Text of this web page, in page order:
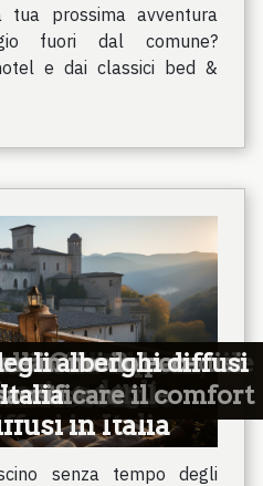
dell'Islanda, un
della Grecia:
nascosti
prossima avventura
fuori dal comune?
e dai classici bed &
degli
in Italia
senza tempo degli
responsabile
sostenibile
dei Balcani: un
culinario
Grecia: paradisi
in modo eco-
il comfort
alberghi diffusi